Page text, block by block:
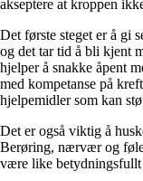
akseptere at kroppen
Det første steget er å gi
og det tar tid å bli kjent
hjelper å snakke åpent
med kompetanse på
hjelpemidler som kan
Det er også viktig å
Berøring, nærvær og
være like betydningsfullt